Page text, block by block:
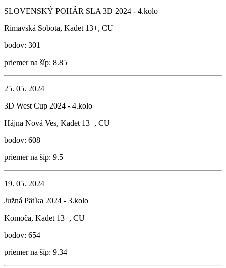
SLOVENSKÝ POHÁR SLA 3D 2024 - 4.kolo
Rimavská Sobota, Kadet 13+, CU
bodov: 301
priemer na šíp: 8.85
25. 05. 2024
3D West Cup 2024 - 4.kolo
Hájna Nová Ves, Kadet 13+, CU
bodov: 608
priemer na šíp: 9.5
19. 05. 2024
Južná Päťka 2024 - 3.kolo
Komoča, Kadet 13+, CU
bodov: 654
priemer na šíp: 9.34